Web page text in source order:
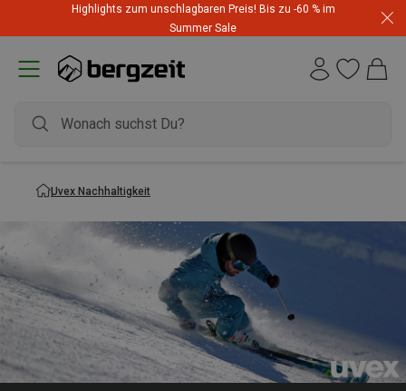
Highlights zum unschlagbaren Preis! Bis zu -60 % im
Summer Sale
Uvex Nachhaltigkeit